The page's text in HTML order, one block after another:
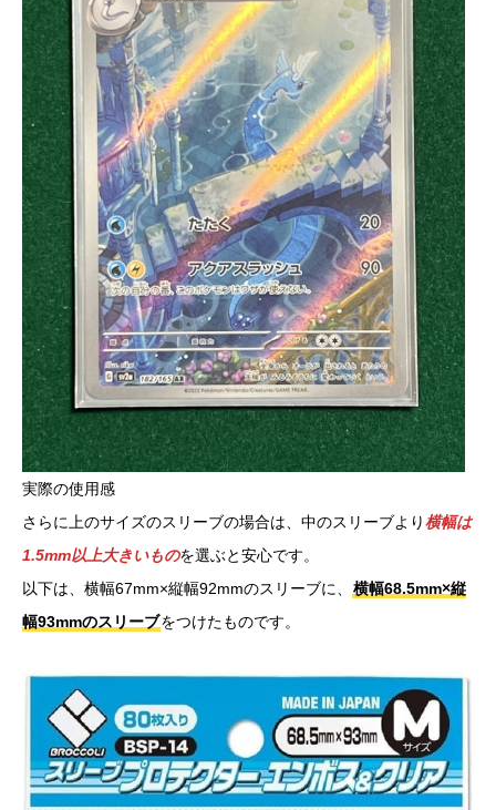
実際の使用感
さらに上のサイズのスリーブの場合は、中のスリーブより横幅は
1.5mm以上大きいものを選ぶと安心です。
以下は、横幅67mm×縦幅92mmのスリーブに、 横幅68.5mm×縦
幅93mmのスリーブをつけたものです。